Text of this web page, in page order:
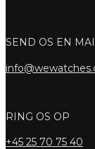
SEND OS EN
RING OS OP
+45 25 70 75 40